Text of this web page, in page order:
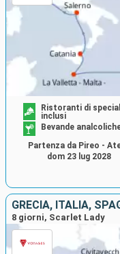
Ristoranti di
inclusi
Bevande
Partenza da Pireo -
dom 23 lug 2028
GRECIA, ITALIA,
8 giorni, Scarlet Lady